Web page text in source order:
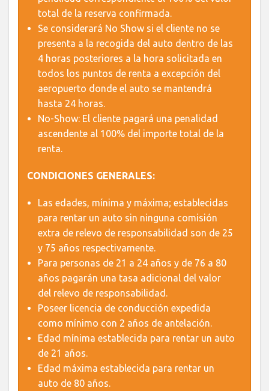
total de la reserva confirmada.
Se considerará No Show si el cliente no se
presenta a la recogida del auto dentro de las
4 horas posteriores a la hora solicitada en
todos los puntos de renta a excepción del
aeropuerto donde el auto se mantendrá
hasta 24 horas.
No-Show: El cliente pagará una penalidad
ascendente al 100% del importe total de la
renta.
CONDICIONES GENERALES:
Las edades, mínima y máxima; establecidas
para rentar un auto sin ninguna comisión
extra de relevo de responsabilidad son de 25
y 75 años respectivamente.
Para personas de 21 a 24 años y de 76 a 80
años pagarán una tasa adicional del valor
del relevo de responsabilidad.
Poseer licencia de conducción expedida
como mínimo con 2 años de antelación.
Edad mínima establecida para rentar un auto
de 21 años.
Edad máxima establecida para rentar un
auto de 80 años.